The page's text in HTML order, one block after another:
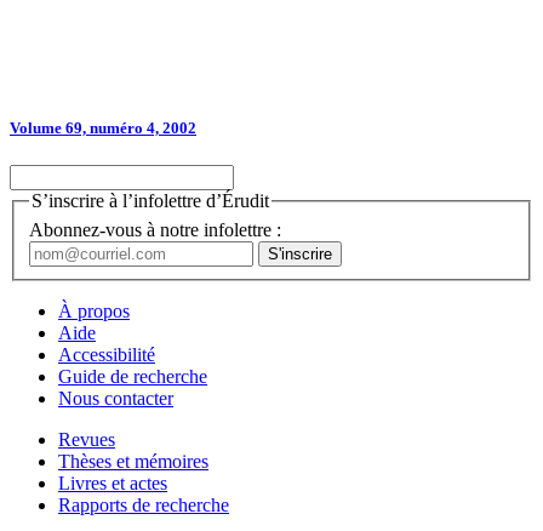
Volume 69, numéro 4, 2002
S’inscrire à l’infolettre d’Érudit
Abonnez-vous à notre infolettre :
À propos
Aide
Accessibilité
Guide de recherche
Nous contacter
Revues
Thèses et mémoires
Livres et actes
Rapports de recherche